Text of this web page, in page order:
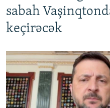
sabah
keçirəcək